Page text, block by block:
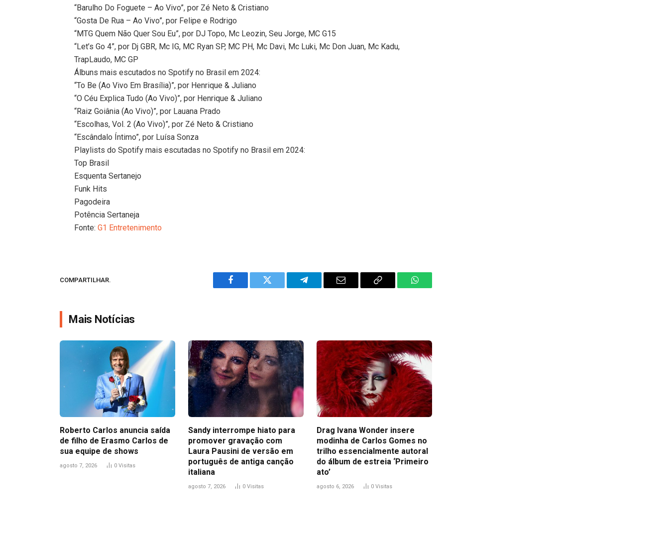
“Barulho Do Foguete – Ao Vivo”, por Zé Neto & Cristiano
“Gosta De Rua – Ao Vivo”, por Felipe e Rodrigo
“MTG Quem Não Quer Sou Eu”, por DJ Topo, Mc Leozin, Seu Jorge, MC G15
“Let’s Go 4”, por Dj GBR, Mc IG, MC Ryan SP, MC PH, Mc Davi, Mc Luki, Mc Don Juan, Mc Kadu,
TrapLaudo, MC GP
Álbuns mais escutados no Spotify no Brasil em 2024:
“To Be (Ao Vivo Em Brasília)”, por Henrique & Juliano
“O Céu Explica Tudo (Ao Vivo)”, por Henrique & Juliano
“Raiz Goiânia (Ao Vivo)”, por Lauana Prado
“Escolhas, Vol. 2 (Ao Vivo)”, por Zé Neto & Cristiano
“Escândalo Íntimo”, por Luísa Sonza
Playlists do Spotify mais escutadas no Spotify no Brasil em 2024:
Top Brasil
Esquenta Sertanejo
Funk Hits
Pagodeira
Potência Sertaneja
Fonte:G1 Entretenimento
COMPARTILHAR.
Facebook Twitter Telegram Email
Copy
WhatsApp
Mais Notícias
Roberto Carlos anuncia saída
de filho de Erasmo Carlos de
sua equipe de shows
agosto 7, 2026 0 Visitas
Sandy interrompe hiato para
promover gravação com
Laura Pausini de versão em
português de antiga canção
italiana
agosto 7, 2026 0 Visitas
Drag Ivana Wonder insere
modinha de Carlos Gomes no
trilho essencialmente autoral
do álbum de estreia ‘Primeiro
ato’
agosto 6, 2026 0 Visitas